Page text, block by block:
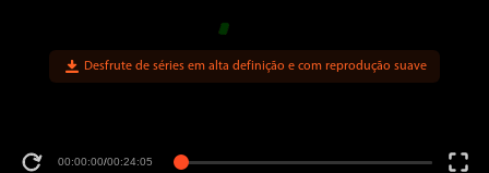
Desfrute de séries em alta definição e com reprodução suave
00:00:00/00:24:05